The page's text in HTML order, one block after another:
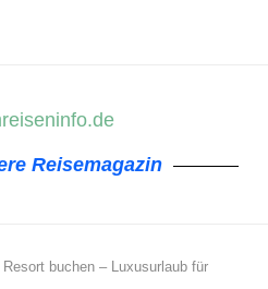
Reisemagazin
buchen – Luxusurlaub für